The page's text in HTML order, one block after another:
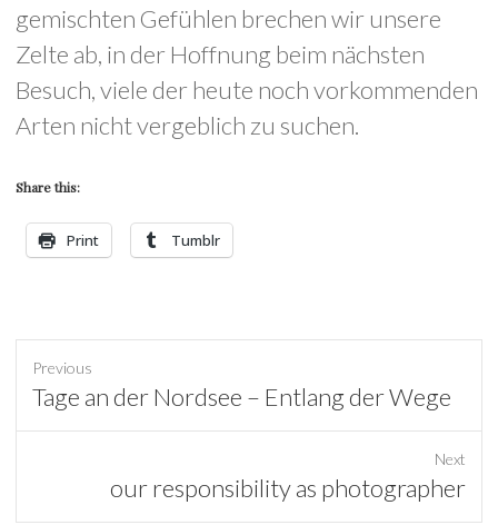
gemischten Gefühlen brechen wir unsere
Zelte ab, in der Hoffnung beim nächsten
Besuch, viele der heute noch vorkommenden
Arten nicht vergeblich zu suchen.
Share this:
Print Tumblr
Previous
Previous
post:
Tage an der Nordsee – Entlang der Wege
Next
our responsibility as photographer